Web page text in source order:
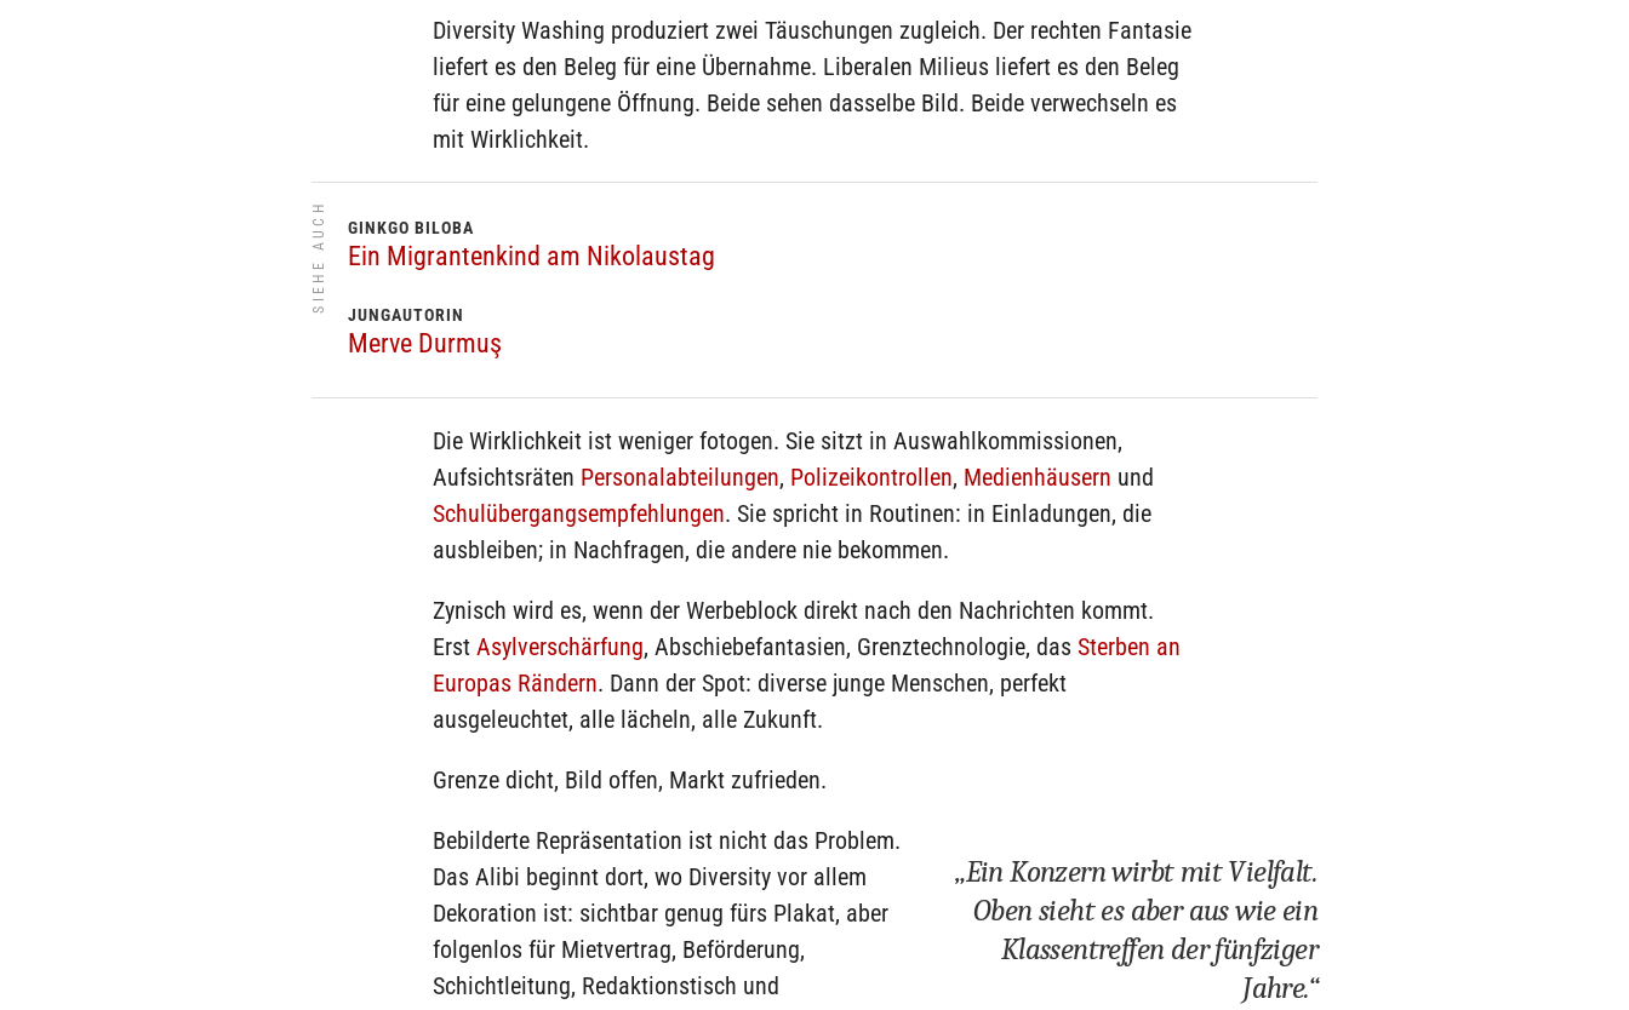
Diversity Washing produziert zwei Täuschungen zugleich. Der rechten Fantasie
liefert es den Beleg für eine Übernahme. Liberalen Milieus liefert es den Beleg
für eine gelungene Öffnung. Beide sehen dasselbe Bild. Beide verwechseln es
mit Wirklichkeit.
SIEHE AUCH GINKGO BILOBA
Ein Migrantenkind am Nikolaustag
JUNGAUTORIN
Merve Durmuş
Die Wirklichkeit ist weniger fotogen. Sie sitzt in Auswahlkommissionen,
Aufsichtsräten Personalabteilungen, Polizeikontrollen, Medienhäusern und
Schulübergangsempfehlungen. Sie spricht in Routinen: in Einladungen, die
ausbleiben; in Nachfragen, die andere nie bekommen.
Zynisch wird es, wenn der Werbeblock direkt nach den Nachrichten kommt.
Erst Asylverschärfung, Abschiebefantasien, Grenztechnologie, das Sterben an
Europas Rändern. Dann der Spot: diverse junge Menschen, perfekt
ausgeleuchtet, alle lächeln, alle Zukunft.
Grenze dicht, Bild offen, Markt zufrieden.
„Ein Konzern wirbt mit Vielfalt.
Oben sieht es aber aus wie ein
Klassentreffen der fünfziger
Jahre.“
Bebilderte Repräsentation ist nicht das Problem.
Das Alibi beginnt dort, wo Diversity vor allem
Dekoration ist: sichtbar genug fürs Plakat, aber
folgenlos für Mietvertrag, Beförderung,
Schichtleitung, Redaktionstisch und